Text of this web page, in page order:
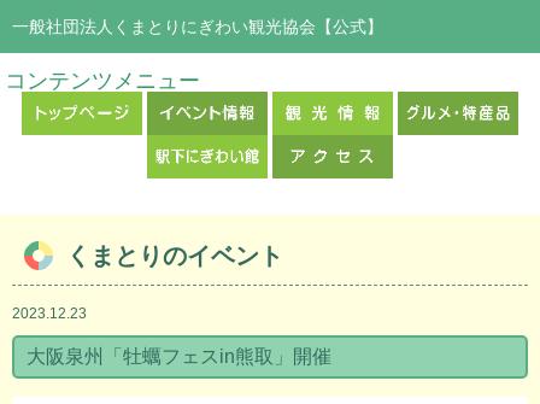
一般社団法人くまとりにぎわい観光協会【公式】
コンテンツメニュー
くまとりのイベント
2023.12.23
大阪泉州「牡蠣フェスin熊取」開催